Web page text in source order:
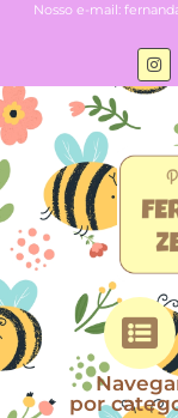
Nosso e-mail:
por